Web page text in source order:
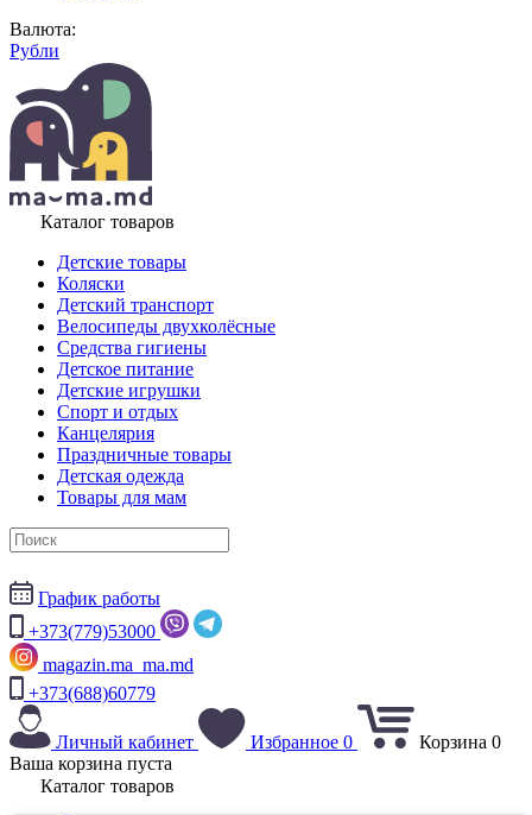
Валюта:
Рубли
Каталог товаров
Детские товары
Коляски
Детский транспорт
Велосипеды двухколёсные
Средства гигиены
Детское питание
Детские игрушки
Спорт и отдых
Канцелярия
Праздничные товары
Детская одежда
Товары для мам
График работы
+373(779)53000
magazin.ma_ma.md
+373(688)60779
Личный кабинет Избранное 0 Корзина 0
Ваша корзина пуста
Каталог товаров